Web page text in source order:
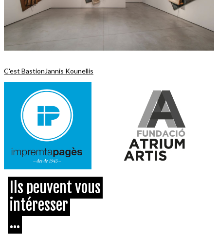
C'est BastionJannis Kounellis
Ils peuvent vous
intéresser
...